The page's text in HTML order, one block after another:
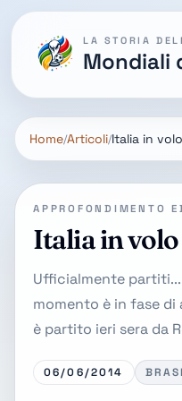
LA STORIA
Mondiali
Home Articoli Italia in
APPROFONDIMENTO
Italia in
Ufficialmente partiti...
momento è in fase
è partito ieri sera da
06/06/2014